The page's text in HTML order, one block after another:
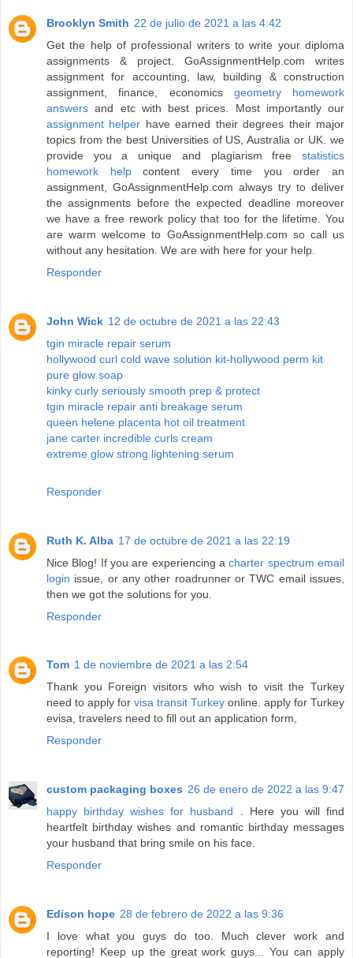
Brooklyn Smith 22 de julio de 2021 a las 4:42
Get the help of professional writers to write your diploma
assignments & project. GoAssignmentHelp.com writes
assignment for accounting, law, building & construction
assignment, finance, economics geometry homework
answers and etc with best prices. Most importantly our
assignment helper have earned their degrees their major
topics from the best Universities of US, Australia or UK. we
provide you a unique and plagiarism free statistics
homework helpcontent every time you order an
assignment, GoAssignmentHelp.com always try to deliver
the assignments before the expected deadline moreover
we have a free rework policy that too for the lifetime. You
are warm welcome to GoAssignmentHelp.com so call us
without any hesitation. We are with here for your help.
Responder
John Wick 12 de octubre de 2021 a las 22:43
tgin miracle repair serum
hollywood curl cold wave solution kit-hollywood perm kit
pure glow soap
kinky curly seriously smooth prep & protect
tgin miracle repair anti breakage serum
queen helene placenta hot oil treatment
jane carter incredible curls cream
extreme glow strong lightening serum
Responder
Ruth K. Alba 17 de octubre de 2021 a las 22:19
Nice Blog! If you are experiencing acharter spectrum email
login issue, or any other roadrunner or TWC email issues,
then we got the solutions for you.
Responder
Tom 1 de noviembre de 2021 a las 2:54
Thank you Foreign visitors who wish to visit the Turkey
need to apply for visa transit Turkey online. apply for Turkey
evisa, travelers need to fill out an application form,
Responder
custom packaging boxes 26 de enero de 2022 a las 9:47
happy birthday wishes for husband . Here you will find
heartfelt birthday wishes and romantic birthday messages
your husband that bring smile on his face.
Responder
Edison hope 28 de febrero de 2022 a las 9:36
I love what you guys do too. Much clever work and
reporting! Keep up the great work guys... You can apply